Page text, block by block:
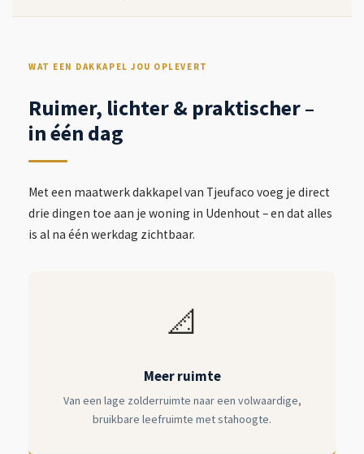
WAT EEN DAKKAPEL JOU OPLEVERT
Ruimer, lichter & praktischer –
in één dag
Met een maatwerk dakkapel van Tjeufaco voeg je direct
drie dingen toe aan je woning in Udenhout – en dat alles
is al na één werkdag zichtbaar.
📐
Meer ruimte
Van een lage zolderruimte naar een volwaardige,
bruikbare leefruimte met stahoogte.